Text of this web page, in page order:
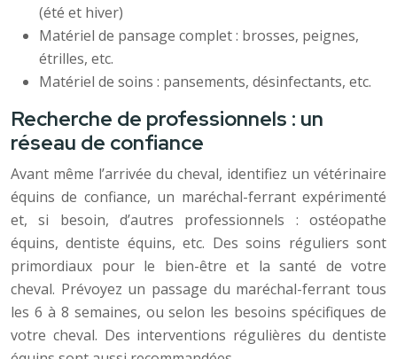
(été et hiver)
Matériel de pansage complet : brosses, peignes,
étrilles, etc.
Matériel de soins : pansements, désinfectants, etc.
Recherche de professionnels : un
réseau de confiance
Avant même l’arrivée du cheval, identifiez un vétérinaire
équins de confiance, un maréchal-ferrant expérimenté
et, si besoin, d’autres professionnels : ostéopathe
équins, dentiste équins, etc. Des soins réguliers sont
primordiaux pour le bien-être et la santé de votre
cheval. Prévoyez un passage du maréchal-ferrant tous
les 6 à 8 semaines, ou selon les besoins spécifiques de
votre cheval. Des interventions régulières du dentiste